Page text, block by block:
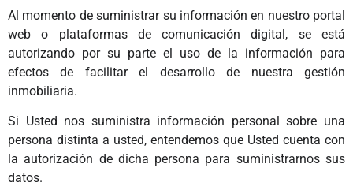
Al momento de suministrar su información en nuestro portal
web o plataformas de comunicación digital, se está
autorizando por su parte el uso de la información para
efectos de facilitar el desarrollo de nuestra gestión
inmobiliaria.
Si Usted nos suministra información personal sobre una
persona distinta a usted, entendemos que Usted cuenta con
la autorización de dicha persona para suministrarnos sus
datos.